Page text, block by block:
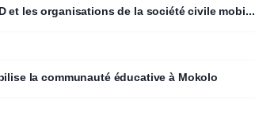
et les organisations de la société civile mobi...
la communauté éducative à Mokolo